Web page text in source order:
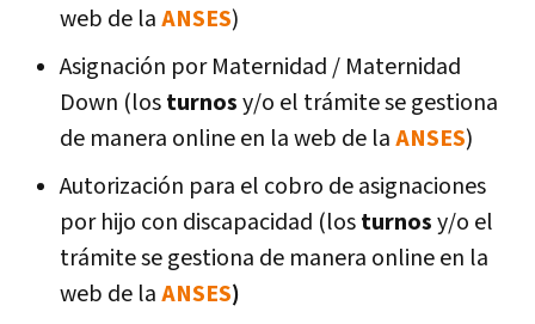
web de laANSES)
Asignación por Maternidad / Maternidad
Down (losturnosy/o el trámite se gestiona
de manera online en la web de laANSES)
Autorización para el cobro de asignaciones
por hijo con discapacidad (losturnosy/o el
trámite se gestiona de manera online en la
web de laANSES)